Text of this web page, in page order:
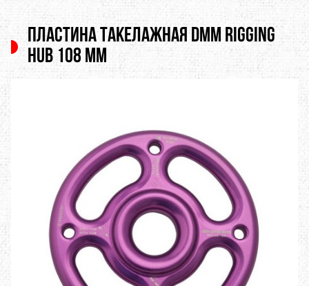
Пластина такелажная DMM Rigging
Hub 108 mm